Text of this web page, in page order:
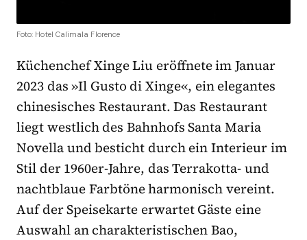
Foto: Hotel Calimala Florence
Küchenchef Xinge Liu eröffnete im Januar
2023 das »Il Gusto di Xinge«, ein elegantes
chinesisches Restaurant. Das Restaurant
liegt westlich des Bahnhofs Santa Maria
Novella und besticht durch ein Interieur im
Stil der 1960er-Jahre, das Terrakotta- und
nachtblaue Farbtöne harmonisch vereint.
Auf der Speisekarte erwartet Gäste eine
Auswahl an charakteristischen Bao,